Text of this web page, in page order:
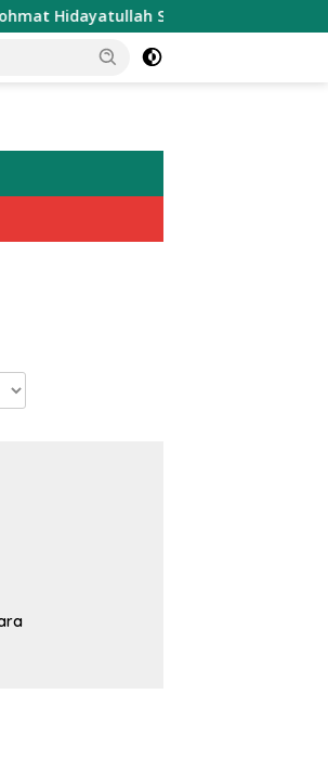
Hidayatullah Siap Mengabdi Sekali Lagi